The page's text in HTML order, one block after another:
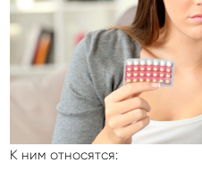
К ним относятся: